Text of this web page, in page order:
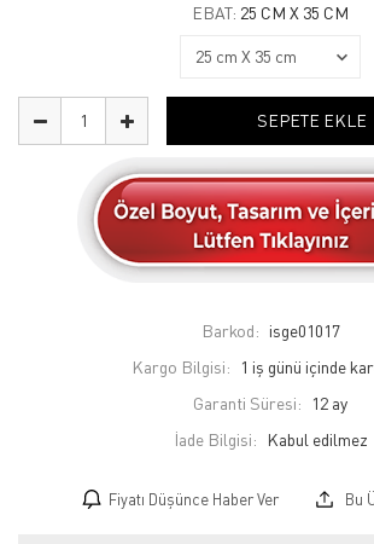
EBAT: 25 CM X 35 CM
SEPETE EKLE
Barkod: isge01017
Kargo Bilgisi:
1 iş günü içinde
Garanti Süresi:
12 ay
İade Bilgisi:
Fiyatı Düşünce Haber Ver Bu